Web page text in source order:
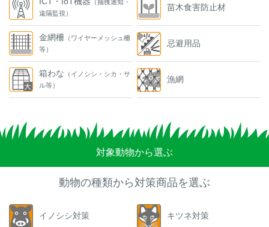
（捕獲通知・
遠隔監視）
金網柵 （ワイヤーメッシュ柵
等）
箱わな （イノシシ・シカ・サ
ル等）
苗木食害防止材
忌避用品
漁網
対象動物から選ぶ
動物の種類から対策商品を選ぶ
イノシシ対策 キツネ対策